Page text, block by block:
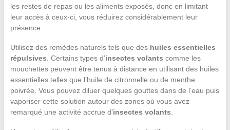
les restes de repas ou les aliments exposés, donc en limitant
leur accès à ceux-ci, vous réduirez considérablement leur
présence.
Utilisez des remèdes naturels tels que des huiles essentielles
répulsives . Certains types d’insectes volants comme les
mouchettes peuvent être tenus à distance en utilisant des huiles
essentielles telles que l’huile de citronnelle ou de menthe
poivrée. Vous pouvez diluer quelques gouttes dans de l’eau puis
vaporiser cette solution autour des zones où vous avez
remarqué une activité accrue d’insectes volants